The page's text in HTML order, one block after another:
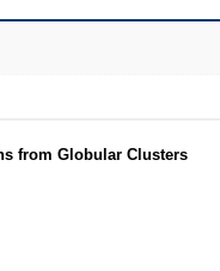
from Globular Clusters